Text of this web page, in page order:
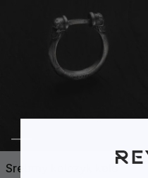
Srebrny kolczyk koło